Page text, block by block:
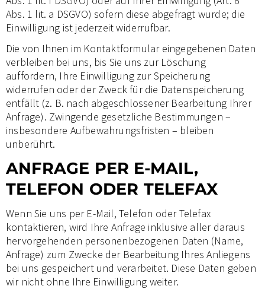
Abs. 1 lit. a DSGVO) sofern diese abgefragt wurde; die
Einwilligung ist jederzeit widerrufbar.
Die von Ihnen im Kontaktformular eingegebenen Daten
verbleiben bei uns, bis Sie uns zur Löschung
auffordern, Ihre Einwilligung zur Speicherung
widerrufen oder der Zweck für die Datenspeicherung
entfällt (z. B. nach abgeschlossener Bearbeitung Ihrer
Anfrage). Zwingende gesetzliche Bestimmungen –
insbesondere Aufbewahrungsfristen – bleiben
unberührt.
ANFRAGE PER E-MAIL,
TELEFON ODER TELEFAX
Wenn Sie uns per E-Mail, Telefon oder Telefax
kontaktieren, wird Ihre Anfrage inklusive aller daraus
hervorgehenden personenbezogenen Daten (Name,
Anfrage) zum Zwecke der Bearbeitung Ihres Anliegens
bei uns gespeichert und verarbeitet. Diese Daten geben
wir nicht ohne Ihre Einwilligung weiter.